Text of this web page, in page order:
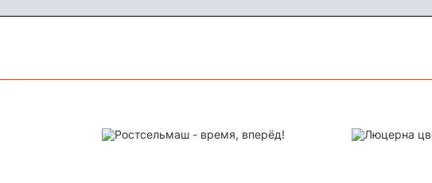
Ростсельмаш - время, вперёд! Люцерна